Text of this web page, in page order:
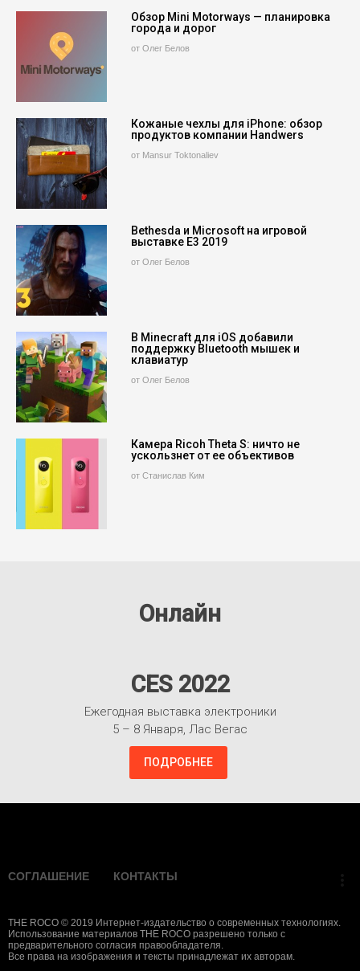
Обзор Mini Motorways — планировка
города и дорог
от Олег Белов
Кожаные чехлы для iPhone: обзор
продуктов компании Handwers
от Mansur Toktonaliev
Bethesda и Microsoft на игровой
выставке E3 2019
от Олег Белов
В Minecraft для iOS добавили
поддержку Bluetooth мышек и
клавиатур
от Олег Белов
Камера Ricoh Theta S: ничто не
ускользнет от ее объективов
от Станислав Ким
Онлайн
CES 2022
Ежегодная выставка электроники
5 – 8 Января, Лас Вегас
ПОДРОБНЕЕ
СОГЛАШЕНИЕ КОНТАКТЫ
THE ROCO © 2019 Интернет-издательство о современных технологиях.
Использование материалов THE ROCO разрешено только с
предварительного согласия правообладателя.
Все права на изображения и тексты принадлежат их авторам.